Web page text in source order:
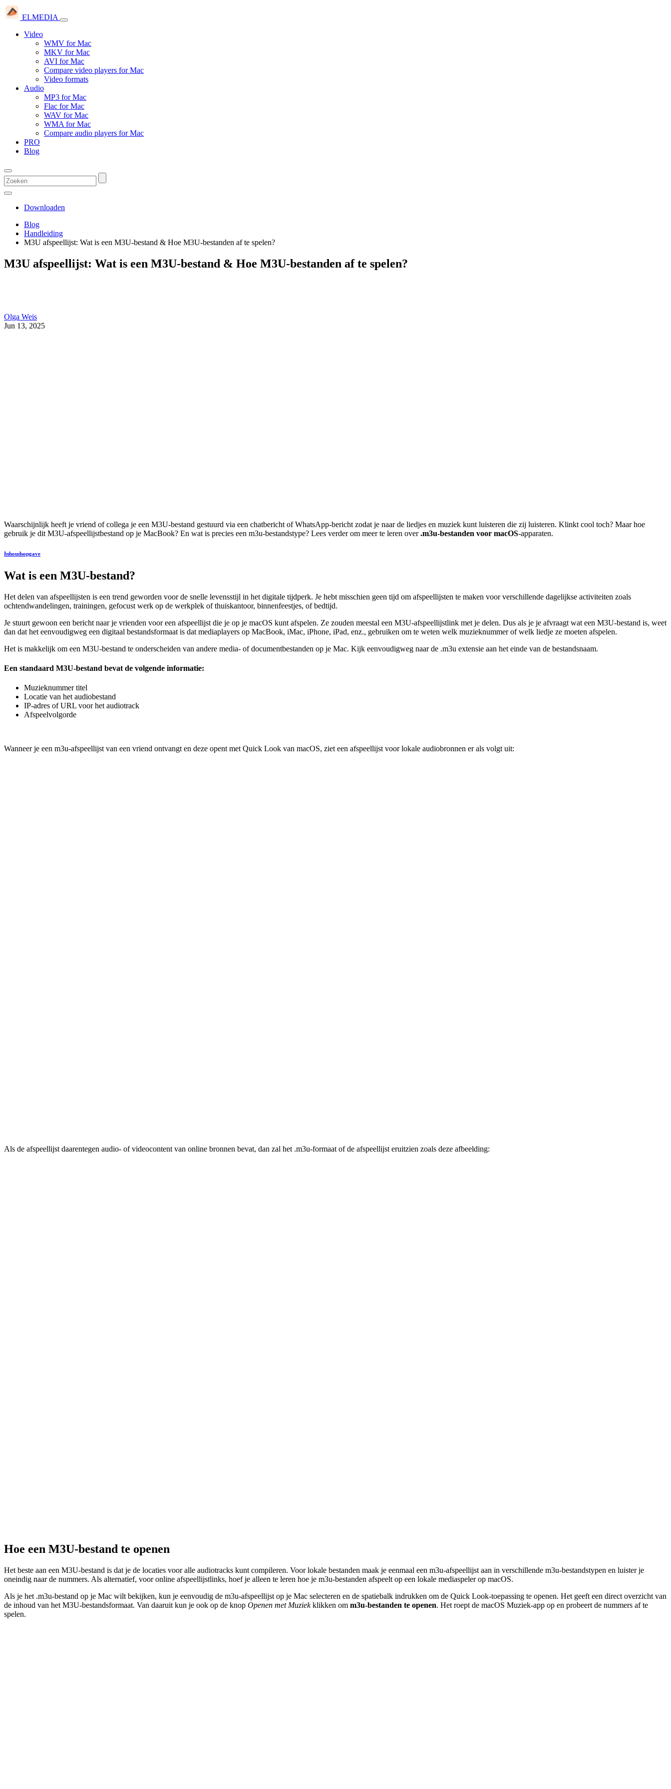
ELMEDIA
Video
WMV for Mac
MKV for Mac
AVI for Mac
Compare video players for Mac
Video formats
Audio
MP3 for Mac
Flac for Mac
WAV for Mac
WMA for Mac
Compare audio players for Mac
PRO
Blog
Downloaden
Blog
Handleiding
M3U afspeellijst: Wat is een M3U-bestand & Hoe M3U-bestanden af te spelen?
M3U afspeellijst: Wat is een M3U-bestand & Hoe M3U-bestanden af te spelen?
Olga Weis
Jun 13, 2025
Waarschijnlijk heeft je vriend of collega je een M3U-bestand gestuurd via een chatbericht of WhatsApp-bericht zodat je naar de liedjes en muziek kunt luisteren die zij luisteren. Klinkt cool toch? Maar hoe
gebruik je dit M3U-afspeellijstbestand op je MacBook? En wat is precies een m3u-bestandstype? Lees verder om meer te leren over.m3u-bestanden voor macOS-apparaten.
Inhoudsopgave
Wat is een M3U-bestand?
Het delen van afspeellijsten is een trend geworden voor de snelle levensstijl in het digitale tijdperk. Je hebt misschien geen tijd om afspeellijsten te maken voor verschillende dagelijkse activiteiten zoals
ochtendwandelingen, trainingen, gefocust werk op de werkplek of thuiskantoor, binnenfeestjes, of bedtijd.
Je stuurt gewoon een bericht naar je vrienden voor een afspeellijst die je op je macOS kunt afspelen. Ze zouden meestal een M3U-afspeellijstlink met je delen. Dus als je je afvraagt wat een M3U-bestand is, weet
dan dat het eenvoudigweg een digitaal bestandsformaat is dat mediaplayers op MacBook, iMac, iPhone, iPad, enz., gebruiken om te weten welk muzieknummer of welk liedje ze moeten afspelen.
Het is makkelijk om een M3U-bestand te onderscheiden van andere media- of documentbestanden op je Mac. Kijk eenvoudigweg naar de .m3u extensie aan het einde van de bestandsnaam.
Een standaard M3U-bestand bevat de volgende informatie:
Muzieknummer titel
Locatie van het audiobestand
IP-adres of URL voor het audiotrack
Afspeelvolgorde
Wanneer je een m3u-afspeellijst van een vriend ontvangt en deze opent met Quick Look van macOS, ziet een afspeellijst voor lokale audiobronnen er als volgt uit:
Als de afspeellijst daarentegen audio- of videocontent van online bronnen bevat, dan zal het .m3u-formaat of de afspeellijst eruitzien zoals deze afbeelding:
Hoe een M3U-bestand te openen
Het beste aan een M3U-bestand is dat je de locaties voor alle audiotracks kunt compileren. Voor lokale bestanden maak je eenmaal een m3u-afspeellijst aan in verschillende m3u-bestandstypen en luister je
oneindig naar de nummers. Als alternatief, voor online afspeellijstlinks, hoef je alleen te leren hoe je m3u-bestanden afspeelt op een lokale mediaspeler op macOS.
Als je het .m3u-bestand op je Mac wilt bekijken, kun je eenvoudig de m3u-afspeellijst op je Mac selecteren en de spatiebalk indrukken om de Quick Look-toepassing te openen. Het geeft een direct overzicht van
de inhoud van het M3U-bestandsformaat. Van daaruit kun je ook op de knop Openen met Muziekklikken om m3u-bestanden te openen. Het roept de macOS Muziek-app op en probeert de nummers af te
spelen.